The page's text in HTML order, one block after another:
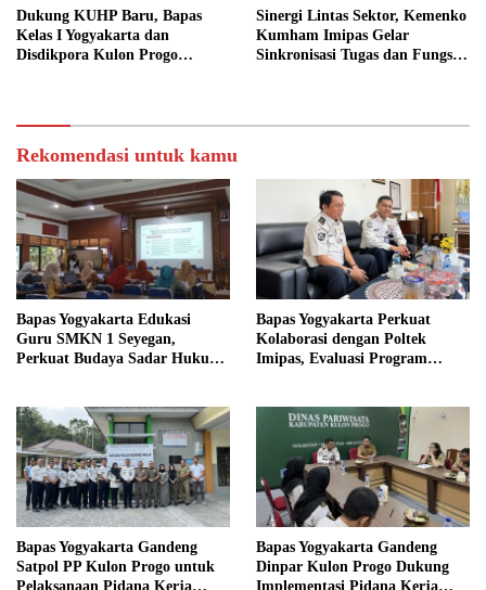
Dukung KUHP Baru, Bapas
Kelas I Yogyakarta dan
Disdikpora Kulon Progo
Sinergi Lintas Sektor, Kemenko
Kumham Imipas Gelar
Sinkronisasi Tugas dan Fungsi
Rekomendasi untuk kamu
Bapas Yogyakarta Edukasi
Guru SMKN 1 Seyegan,
Perkuat Budaya Sadar Hukum
Bapas Yogyakarta Perkuat
Kolaborasi dengan Poltek
Imipas, Evaluasi Program
Bapas Yogyakarta Gandeng
Satpol PP Kulon Progo untuk
Pelaksanaan Pidana Kerja
Bapas Yogyakarta Gandeng
Dinpar Kulon Progo Dukung
Implementasi Pidana Kerja